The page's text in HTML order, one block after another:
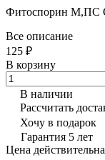
Фитоспорин М,ПС
Все описание
125 ₽
В корзину
В наличии
Рассчитать
Хочу в подарок
Гарантия 5 лет
Цена